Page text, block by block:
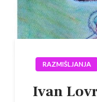
RAZMIŠLJANJA
Ivan